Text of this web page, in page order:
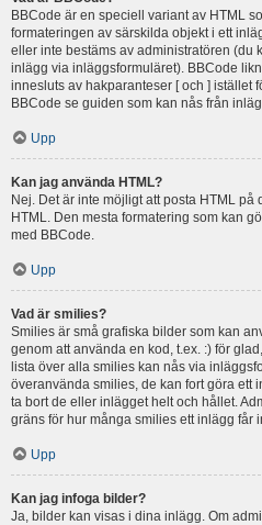
BBCode är en speciell variant av HTML
formateringen av särskilda objekt i ett
eller inte bestäms av administratören (du
inlägg via inläggsformuläret). BBCode
innesluts av hakparanteser [ och ] istället
BBCode se guiden som kan nås från
Upp
Kan jag använda HTML?
Nej. Det är inte möjligt att posta HTML på
HTML. Den mesta formatering som kan
med BBCode.
Upp
Vad är smilies?
Smilies är små grafiska bilder som kan
genom att använda en kod, t.ex. :) för
lista över alla smilies kan nås via
överanvända smilies, de kan fort göra ett
ta bort de eller inlägget helt och hållet.
gräns för hur många smilies ett inlägg får
Upp
Kan jag infoga bilder?
Ja, bilder kan visas i dina inlägg. Om